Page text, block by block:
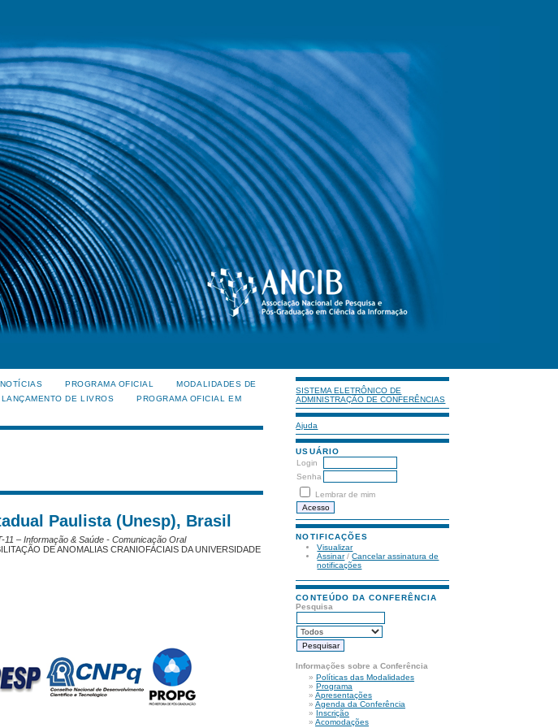
SISTEMA ELETRÔNICO DE
ADMINISTRAÇÃO DE CONFERÊNCIAS
Ajuda
USUÁRIO
Login
Senha
Lembrar de mim
NOTIFICAÇÕES
Visualizar
Assinar/Cancelar assinatura de
notificações
CONTEÚDO DA CONFERÊNCIA
Pesquisa
Informações sobre a Conferência
»Políticas das Modalidades
»Programa
»Apresentações
»Agenda da Conferência
» Inscrição
»Acomodações
NOTÍCIAS PROGRAMA OFICIAL
MODALIDADES DE
LANÇAMENTO DE LIVROS
PROGRAMA OFICIAL EM
Paulista (Unesp), Brasil
11 – Informação & Saúde - Comunicação Oral
DE ANOMALIAS CRANIOFACIAIS DA UNIVERSIDADE